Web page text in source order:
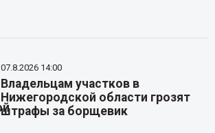
07.8.2026 14:00
Владельцам участков в
Нижегородской области грозят
штрафы за борщевик